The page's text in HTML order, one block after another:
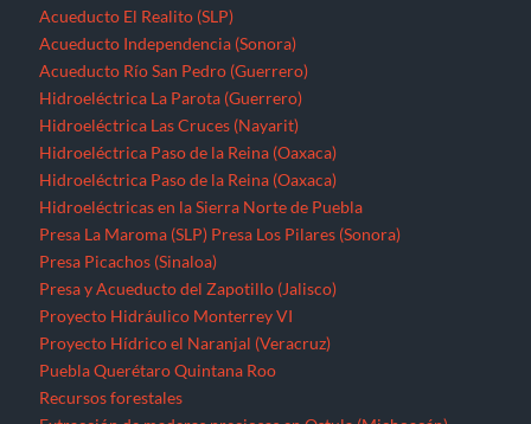
Proyecto Hidráulico Monterrey VI
Proyecto Hídrico el Naranjal (Veracruz)
Puebla QuerétaroQuintana Roo
Recursos forestales
Extracción de maderas preciosas en Ostula (Michoacán)
San Luis Potosí
Seminario “El pensamiento crítico frente a la hidra
capitalista”
Sinaloa SonoraTabasco Tamaulipas TlaxcalaTren Maya
VeracruzViolencia contra periodistas
Zonas de Desarrollo Económico y Social (ZODES) Ciudad de
México
Zonas Económicas Especiales
¿Qué es un megaproyecto?
Corredor transístimico